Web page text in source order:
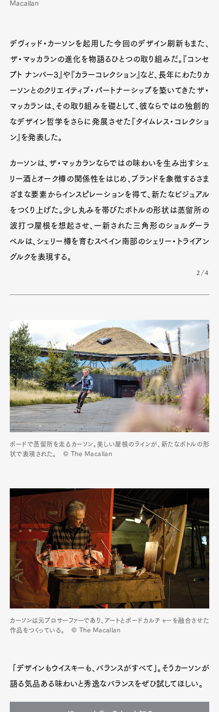
Macallan
デヴィッド・カーソンを起用した今回のデザイン刷新もまた、
ザ・マッカランの進化を物語るひとつの取り組みだ。『コンセ
プト ナンバー3』や『カラーコレクション』など、長年にわたりカ
ーソンとのクリエイティブ・パートナーシップを築いてきたザ・
マッカランは、その取り組みを礎として、彼ならではの独創的
なデザイン哲学をさらに発展させた『タイムレス・コレクショ
ン』を発表した。
カーソンは、ザ・マッカランならではの味わいを生み出すシェ
リー酒とオーク樽の関係性をはじめ、ブランドを象徴するさま
ざまな要素からインスピレーションを得て、新たなビジュアル
をつくり上げた。少し丸みを帯びたボトルの形状は蒸留所の
波打つ屋根を想起させ、一新された三角形のショルダーラ
ベルは、シェリー樽を育むスペイン南部のシェリー・トライアン
グルクを表現する。
2/4
ボードで蒸留所を走るカーソン。美しい屋根のラインが、新たなボトルの形
状で表現された。 © The Macallan
カーソンは元プロサーファーであり、アートとボードカルチャーを融合させた
作品をつくっている。 © The Macallan
「デザインもウイスキーも、バランスがすべて」。そうカーソンが
語る気品ある味わいと秀逸なバランスをぜひ試してほしい。